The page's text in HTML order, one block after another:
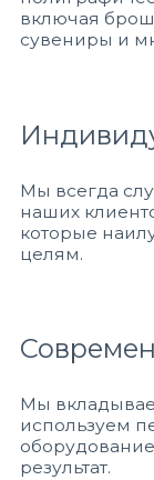
включая
сувениры и
Мы всегда
наших
которые
целям.
Мы
используем
результат.